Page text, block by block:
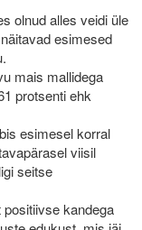
olnud alles veidi üle
esimesed
mais mallidega
protsenti ehk
esimesel korral
viisil
seitse
kandega